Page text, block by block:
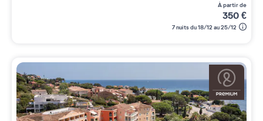
à partir de
350€
7 nuits du 18/12 au 25/12